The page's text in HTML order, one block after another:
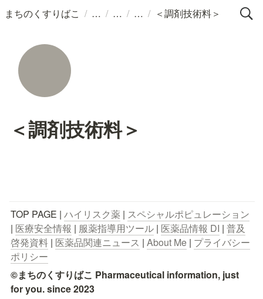
まちのくすりばこ / / / / ＜調剤技術料＞
＜調剤技術料＞
TOP PAGE | ハイリスク薬 | スペシャルポピュレーション
| 医療安全情報 | 服薬指導用ツール | 医薬品情報 DI | 普及
啓発資料 | 医薬品関連ニュース | About Me | プライバシー
ポリシー
©まちのくすりばこ Pharmaceutical information, just
for you. since 2023